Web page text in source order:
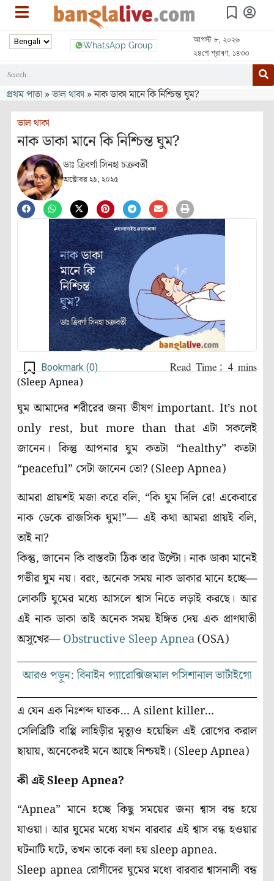
WhatsApp Group
আগস্ট ৮, ২০২৬
২৪শে শ্রাবণ, ১৪৩৩
প্রথম পাতা »ভাল থাকা »নাক ডাকা মানে কি নিশ্চিন্ত ঘুম?
ভাল থাকা
নাক ডাকা মানে কি নিশ্চিন্ত ঘুম?
ডাঃ ত্রিবর্ণা সিনহা চক্রবর্তী
অক্টোবর ২৯, ২০২৫
Bookmark (0)
(Sleep Apnea)
ঘুম আমাদের শরীরের জন্য ভীষণ important. It’s not
only rest, but more than that এটা সকলেই
জানেন। কিন্তু আপনার ঘুম কতটা “healthy” কতটা
“peaceful” সেটা জানেন তো? (Sleep Apnea)
আমরা প্রায়শই মজা করে বলি, “কি ঘুম দিলি রে! একেবারে
নাক ডেকে রাজসিক ঘুম!”— এই কথা আমরা প্রায়ই বলি,
তাই না?
কিন্তু, জানেন কি বাস্তবটা ঠিক তার উল্টো। নাক ডাকা মানেই
গভীর ঘুম নয়। বরং, অনেক সময় নাক ডাকার মানে হচ্ছে—
লোকটি ঘুমের মধ্যে আসলে শ্বাস নিতে লড়াই করছে। আর
এই নাক ডাকা তাই অনেক সময় ইঙ্গিত দেয় এক প্রাণঘাতী
অসুখের—Obstructive Sleep Apnea(OSA)
আরও পড়ুন: বিনাইন প্যারোক্সিজমাল পসিশানাল ভার্টাইগো
এ যেন এক নিঃশব্দ ঘাতক… A silent killer…
সেলিব্রিটি বাপ্পি লাহিড়ীর মৃত্যুও হয়েছিল এই রোগের করাল
ছায়ায়, অনেকেরই মনে আছে নিশ্চয়ই। (Sleep Apnea)
কী এই Sleep Apnea?
“Apnea” মানে হচ্ছে কিছু সময়ের জন্য শ্বাস বন্ধ হয়ে
যাওয়া। আর ঘুমের মধ্যে যখন বারবার এই শ্বাস বন্ধ হওয়ার
ঘটনাটি ঘটে, তখন তাকে বলা হয় sleep apnea.
Sleep apnea রোগীদের ঘুমের মধ্যে বারবার শ্বাসনালী বন্ধ